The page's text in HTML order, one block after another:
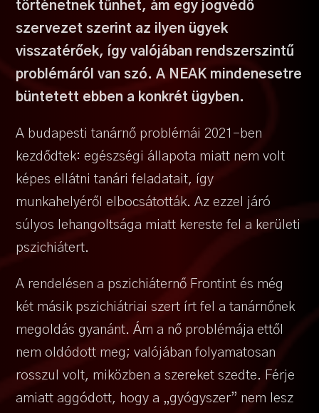
történetnek tűnhet, ám egy jogvédő
szervezet szerint az ilyen ügyek
visszatérőek, így valójában rendszerszintű
problémáról van szó. A NEAK mindenesetre
büntetett ebben a konkrét ügyben.
A budapesti tanárnő problémái 2021-ben
kezdődtek: egészségi állapota miatt nem volt
képes ellátni tanári feladatait, így
munkahelyéről elbocsátották. Az ezzel járó
súlyos lehangoltsága miatt kereste fel a kerületi
pszichiátert.
A rendelésen a pszichiáternő Frontint és még
két másik pszichiátriai szert írt fel a tanárnőnek
megoldás gyanánt. Ám a nő problémája ettől
nem oldódott meg; valójában folyamatosan
rosszul volt, miközben a szereket szedte. Férje
amiatt aggódott, hogy a „gyógyszer” nem lesz